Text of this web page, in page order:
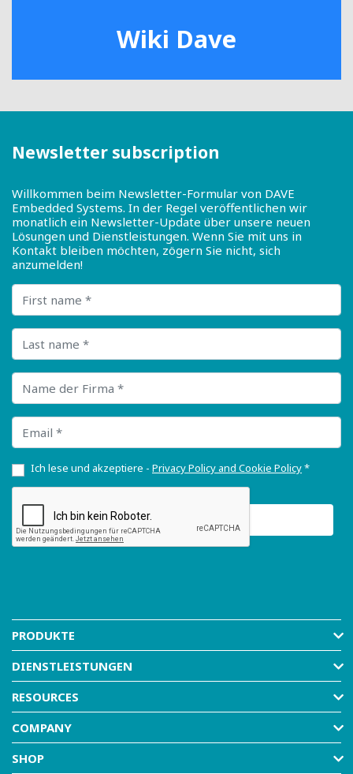
Wiki Dave
Newsletter subscription
Willkommen beim Newsletter-Formular von DAVE
Embedded Systems. In der Regel veröffentlichen wir
monatlich ein Newsletter-Update über unsere neuen
Lösungen und Dienstleistungen. Wenn Sie mit uns in
Kontakt bleiben möchten, zögern Sie nicht, sich
anzumelden!
First name
Last name
Name der Firma
Email
Ich lese und akzeptiere - Privacy Policy and Cookie Policy*
PRODUKTE
DIENSTLEISTUNGEN
RESOURCES
COMPANY
SHOP